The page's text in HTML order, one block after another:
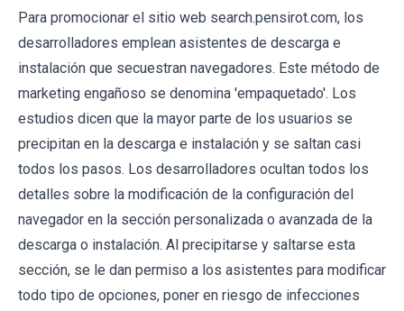
Para promocionar el sitio web search.pensirot.com, los
desarrolladores emplean asistentes de descarga e
instalación que secuestran navegadores. Este método de
marketing engañoso se denomina 'empaquetado'. Los
estudios dicen que la mayor parte de los usuarios se
precipitan en la descarga e instalación y se saltan casi
todos los pasos. Los desarrolladores ocultan todos los
detalles sobre la modificación de la configuración del
navegador en la sección personalizada o avanzada de la
descarga o instalación. Al precipitarse y saltarse esta
sección, se le dan permiso a los asistentes para modificar
todo tipo de opciones, poner en riesgo de infecciones